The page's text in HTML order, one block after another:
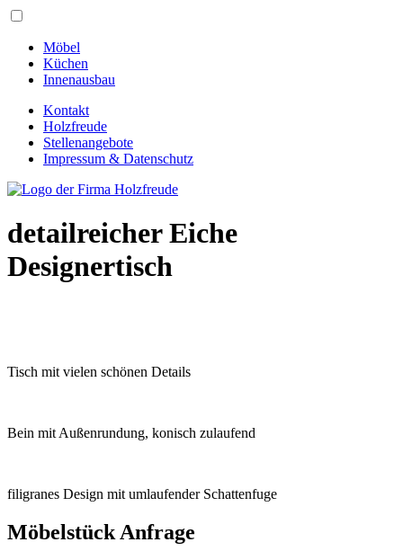
Möbel
Küchen
Innenausbau
Kontakt
Holzfreude
Stellenangebote
Impressum & Datenschutz
detailreicher Eiche
Designertisch
Tisch mit vielen schönen Details
Bein mit Außenrundung, konisch zulaufend
filigranes Design mit umlaufender Schattenfuge
Möbelstück Anfrage